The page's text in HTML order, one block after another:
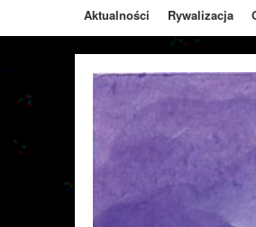
Aktualności Rywalizacja